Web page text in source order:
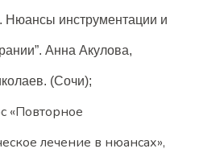
Нюансы инструментации и
Анна Акулова,
(Сочи);
«Повторное
лечение в нюансах»,